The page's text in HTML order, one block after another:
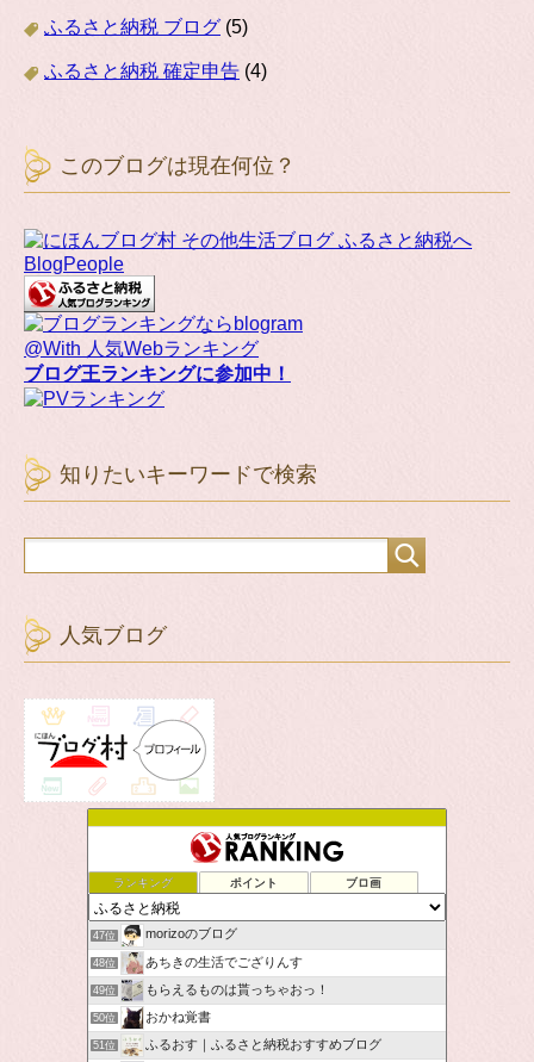
ふるさと納税 ブログ (5)
ふるさと納税 確定申告 (4)
このブログは現在何位？
BlogPeople
@With 人気Webランキング
ブログ王ランキングに参加中！
知りたいキーワードで検索
人気ブログ
ランキング ポイント ブロ画
47位 morizoのブログ
48位 あちきの生活でござりんす
49位 もらえるものは貰っちゃおっ！
50位 おかね覚書
51位 ふるおす｜ふるさと納税おすすめブログ